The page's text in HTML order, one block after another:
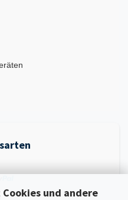
und andere